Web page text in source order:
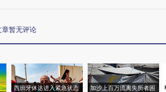
章暂无评论
西班牙休达进入紧急状态
加沙上百万流离失所者困